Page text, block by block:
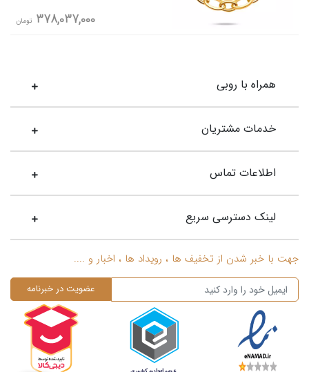
378,037,000 تومان
همراه با روبی
خدمات مشتریان
اطلاعات تماس
لینک دسترسی سریع
جهت با خبر شدن از تخفیف ها ، رویداد ها ، اخبار و ....